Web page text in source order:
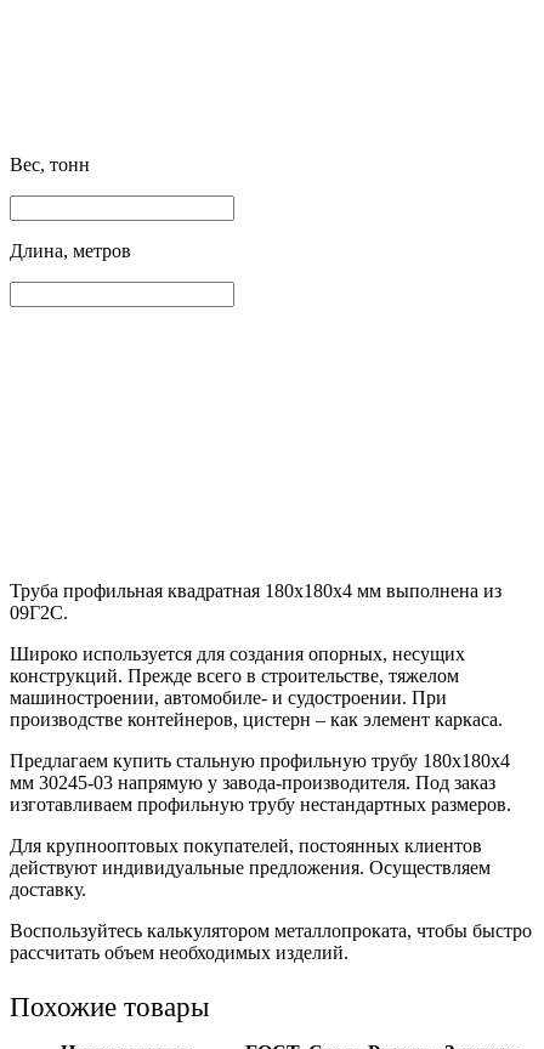
Вес, тонн
Длина, метров
Труба профильная квадратная 180х180х4 мм выполнена из
09Г2С.
Широко используется для создания опорных, несущих
конструкций. Прежде всего в строительстве, тяжелом
машиностроении, автомобиле- и судостроении. При
производстве контейнеров, цистерн – как элемент каркаса.
Предлагаем купить стальную профильную трубу 180х180х4
мм 30245-03 напрямую у завода-производителя. Под заказ
изготавливаем профильную трубу нестандартных размеров.
Для крупнооптовых покупателей, постоянных клиентов
действуют индивидуальные предложения. Осуществляем
доставку.
Воспользуйтесь калькулятором металлопроката, чтобы быстро
рассчитать объем необходимых изделий.
Похожие товары